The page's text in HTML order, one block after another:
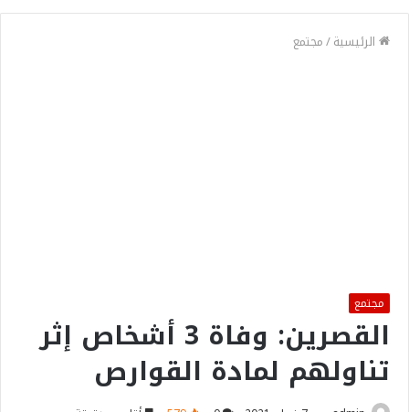
الرئيسية/مجتمع
مجتمع
القصرين: وفاة 3 أشخاص إثر
تناولهم لمادة القوارص